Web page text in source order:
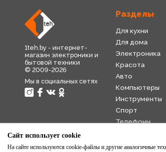
1teh.by - интернет-
магазин электроники и
бытовой техники
© 2009-2026
Мы в социальных сетях
Разделы
Для кухни
Для дома
Электроника
Красота
Авто
Компьютеры
Инструменты
Спорт
Телефоны
Сайт использует cookie
На сайте используются cookie-файлы и другие аналогичные